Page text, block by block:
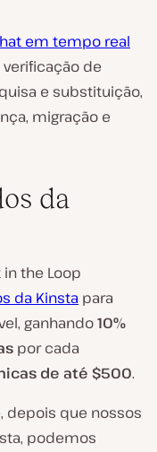
em tempo real
de
e substituição,
migração e
da
the Loop
da Kinsta para
ganhando10%
por cada
de até $500.
depois que nossos
podemos